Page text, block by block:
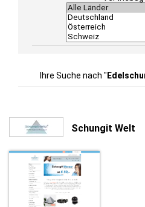
Ihre Suche nach "
Schungit Welt